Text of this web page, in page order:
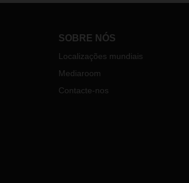
SOBRE NÓS
Localizações mundiais
Mediaroom
Contacte-nos